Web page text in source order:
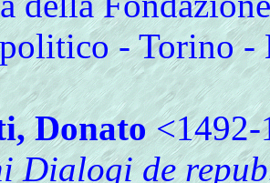
- Torino
Donato<1492-
Dialogi de